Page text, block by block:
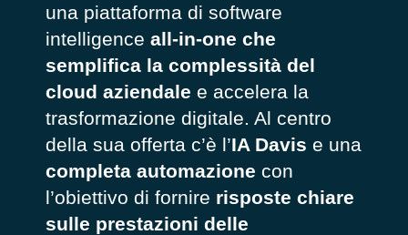
una piattaforma di software
intelligence all-in-one che
semplifica la complessità del
cloud aziendale e accelera la
trasformazione digitale. Al centro
della sua offerta c’è l’IA Davis e una
completa automazione con
l’obiettivo di fornire risposte chiare
sulle prestazioni delle